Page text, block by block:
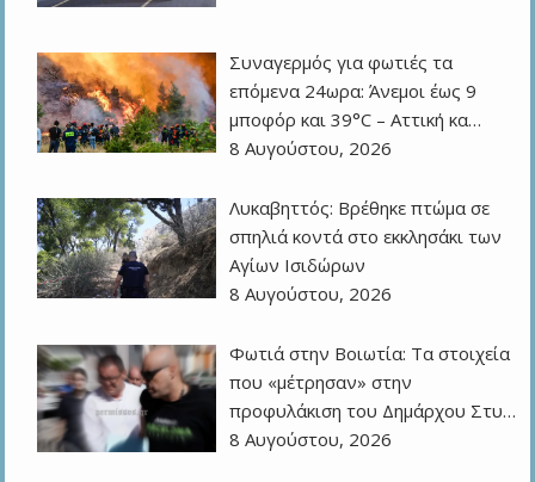
Συναγερμός για φωτιές τα
επόμενα 24ωρα: Άνεμοι έως 9
μποφόρ και 39°C – Αττική κα…
8 Αυγούστου, 2026
Λυκαβηττός: Βρέθηκε πτώμα σε
σπηλιά κοντά στο εκκλησάκι των
Αγίων Ισιδώρων
8 Αυγούστου, 2026
Φωτιά στην Βοιωτία: Τα στοιχεία
που «μέτρησαν» στην
προφυλάκιση του Δημάρχου Στυ…
8 Αυγούστου, 2026